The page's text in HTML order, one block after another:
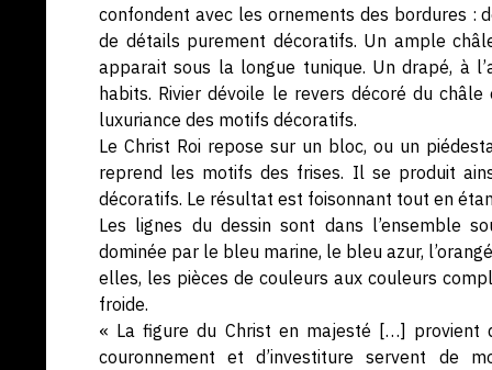
confondent avec les ornements des bordures :
de détails purement décoratifs. Un ample
apparait sous la longue tunique. Un drapé, à
habits. Rivier dévoile le revers décoré du
luxuriance des motifs décoratifs.
Le Christ Roi repose sur un bloc, ou un
reprend les motifs des frises. Il se produit
décoratifs. Le résultat est foisonnant tout en
Les lignes du dessin sont dans l’ensemble
dominée par le bleu marine, le bleu azur,
elles, les pièces de couleurs aux couleurs
froide.
« La figure du Christ en majesté […] provient
couronnement et d’investiture servent de